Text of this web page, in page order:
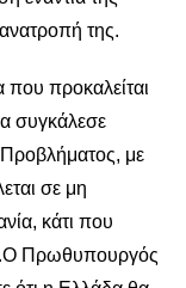
της.
που προκαλείται
συγκάλεσε
με
σε μη
κάτι που
Πρωθυπουργός